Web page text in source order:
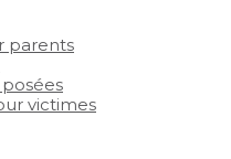
parents
victimes